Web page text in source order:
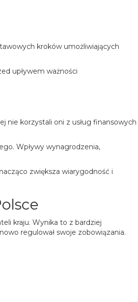
kroków umożliwiających
upływem ważności
nie korzystali oni z usług finansowych
Wpływy wynagrodzenia,
zwiększa wiarygodność i
kraju. Wynika to z bardziej
regulował swoje zobowiązania.